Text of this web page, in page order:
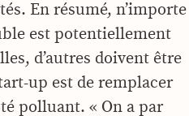
En résumé, n’importe
est potentiellement
d’autres doivent être
up est de remplacer
polluant. « On a par